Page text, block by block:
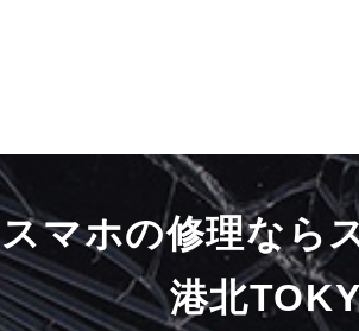
スマホの修理なら
港北